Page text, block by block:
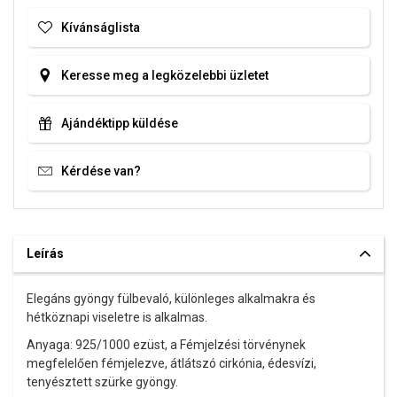
Kívánságlista
Keresse meg a legközelebbi üzletet
Ajándéktipp küldése
Kérdése van?
Leírás
Elegáns gyöngy fülbevaló, különleges alkalmakra és
hétköznapi viseletre is alkalmas.
Anyaga: 925/1000 ezüst, a Fémjelzési törvénynek
megfelelően fémjelezve, átlátszó cirkónia, édesvízi,
tenyésztett szürke gyöngy.